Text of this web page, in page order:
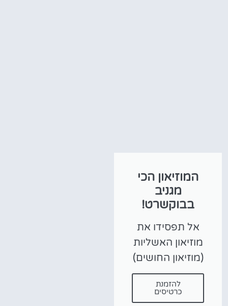
המוזיאון הכי
מגניב
בבוקשרט!
אל תפסידו את
מוזיאון האשליות
(מוזיאון החושים)
להזמנת
כרטיסים